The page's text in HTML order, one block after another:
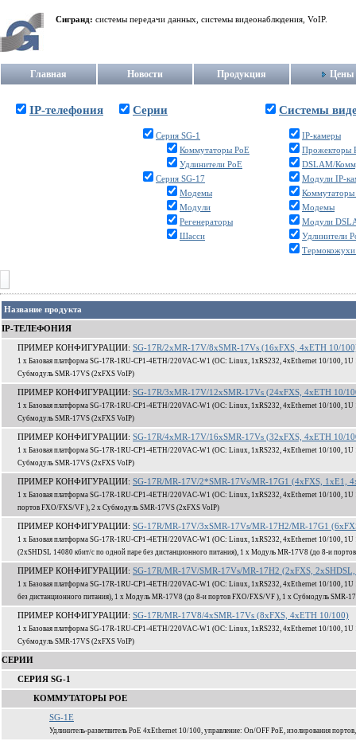
Сигранд: системы передачи данных, системы видеонаблюдения, VoIP.
Главная Новости Продукция Цены
IP-телефония Серии
Серия SG-1
Коммутаторы PoE
Удлинители PoE
Серия SG-17
Модемы
Модули
Регенераторы
Шасси
Системы
IP-камеры
Прожекторы
DSLAM/
Модули IP-
Коммутаторы
Модемы
Модули
Удлинители
Термокожухи
Название продукта
IP-ТЕЛЕФОНИЯ
ПРИМЕР КОНФИГУРАЦИИ: SG-17R/2xMR-17V/8xSMR-17Vs (16xFXS, 4xETH 10/
1 x Базовая платформа SG-17R-1RU-CP1-4ETH/220VAC-W1 (ОС: Linux, 1xRS232, 4xEthernet 10/100,
Субмодуль SMR-17VS (2xFXS VoIP)
ПРИМЕР КОНФИГУРАЦИИ: SG-17R/3xMR-17V/12xSMR-17Vs (24xFXS, 4xETH 10/
1 x Базовая платформа SG-17R-1RU-CP1-4ETH/220VAC-W1 (ОС: Linux, 1xRS232, 4xEthernet 10/100,
Субмодуль SMR-17VS (2xFXS VoIP)
ПРИМЕР КОНФИГУРАЦИИ: SG-17R/4xMR-17V/16xSMR-17Vs (32xFXS, 4xETH 10/
1 x Базовая платформа SG-17R-1RU-CP1-4ETH/220VAC-W1 (ОС: Linux, 1xRS232, 4xEthernet 10/100,
Субмодуль SMR-17VS (2xFXS VoIP)
ПРИМЕР КОНФИГУРАЦИИ: SG-17R/MR-17V/2*SMR-17Vs/MR-17G1 (4xFXS, 1xE1,
1 x Базовая платформа SG-17R-1RU-CP1-4ETH/220VAC-W1 (ОС: Linux, 1xRS232, 4xEthernet 10/100,
портов FXO/FXS/VF ), 2 x Субмодуль SMR-17VS (2xFXS VoIP)
ПРИМЕР КОНФИГУРАЦИИ: SG-17R/MR-17V/3xSMR-17Vs/MR-17H2/MR-17G1
1 x Базовая платформа SG-17R-1RU-CP1-4ETH/220VAC-W1 (ОС: Linux, 1xRS232, 4xEthernet 10/100,
(2xSHDSL 14080 кбит/c по одной паре без дистанционного питания), 1 x Модуль MR-17V8 (до 8-и
ПРИМЕР КОНФИГУРАЦИИ: SG-17R/MR-17V/SMR-17Vs/MR-17H2 (2xFXS,
1 x Базовая платформа SG-17R-1RU-CP1-4ETH/220VAC-W1 (ОС: Linux, 1xRS232, 4xEthernet 10/100,
без дистанционного питания), 1 x Модуль MR-17V8 (до 8-и портов FXO/FXS/VF ), 1 x Субмодуль SMR-
ПРИМЕР КОНФИГУРАЦИИ: SG-17R/MR-17V8/4xSMR-17Vs (8xFXS, 4xETH 10/100)
1 x Базовая платформа SG-17R-1RU-CP1-4ETH/220VAC-W1 (ОС: Linux, 1xRS232, 4xEthernet 10/100,
Субмодуль SMR-17VS (2xFXS VoIP)
СЕРИИ
СЕРИЯ SG-1
КОММУТАТОРЫ POE
SG-1E
Удлинитель-разветвитель PoE 4xEthernet 10/100, управление: On/OFF PoE, изолирования